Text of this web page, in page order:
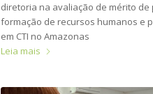
diretoria na avaliação de mérito
formação de recursos humanos e
em CTI no Amazonas
Leia mais